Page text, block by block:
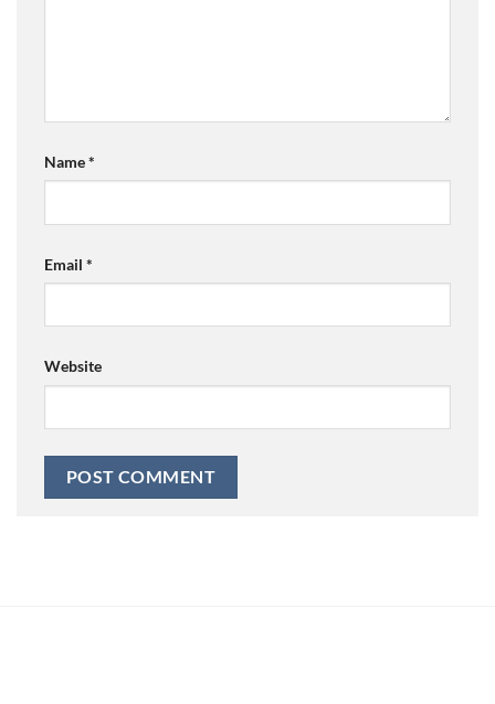
Name*
Email *
Website